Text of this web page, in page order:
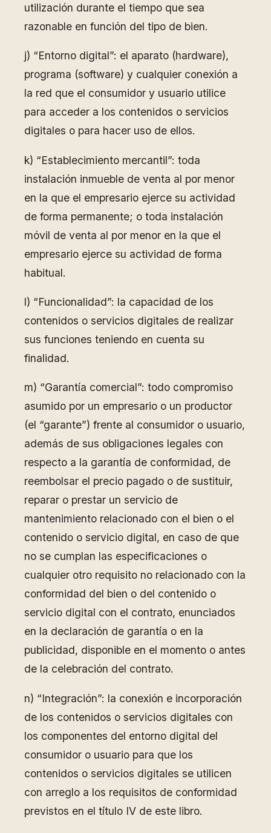
utilización durante el tiempo que sea
razonable en función del tipo de bien.
j) “Entorno digital”: el aparato (hardware),
programa (software) y cualquier conexión a
la red que el consumidor y usuario utilice
para acceder a los contenidos o servicios
digitales o para hacer uso de ellos.
k) “Establecimiento mercantil”: toda
instalación inmueble de venta al por menor
en la que el empresario ejerce su actividad
de forma permanente; o toda instalación
móvil de venta al por menor en la que el
empresario ejerce su actividad de forma
habitual.
l) “Funcionalidad”: la capacidad de los
contenidos o servicios digitales de realizar
sus funciones teniendo en cuenta su
finalidad.
m) “Garantía comercial”: todo compromiso
asumido por un empresario o un productor
(el “garante”) frente al consumidor o usuario,
además de sus obligaciones legales con
respecto a la garantía de conformidad, de
reembolsar el precio pagado o de sustituir,
reparar o prestar un servicio de
mantenimiento relacionado con el bien o el
contenido o servicio digital, en caso de que
no se cumplan las especificaciones o
cualquier otro requisito no relacionado con la
conformidad del bien o del contenido o
servicio digital con el contrato, enunciados
en la declaración de garantía o en la
publicidad, disponible en el momento o antes
de la celebración del contrato.
n) “Integración”: la conexión e incorporación
de los contenidos o servicios digitales con
los componentes del entorno digital del
consumidor o usuario para que los
contenidos o servicios digitales se utilicen
con arreglo a los requisitos de conformidad
previstos en el título IV de este libro.